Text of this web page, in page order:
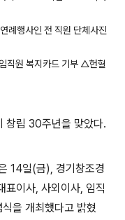
연례행사인 전 직원 단체사진
직원 복지카드 기부 △헌혈
창립 30주년을 맞았다.
14일(금), 경기창조경
표이사, 사외이사, 임직
을 개최했다고 밝혔